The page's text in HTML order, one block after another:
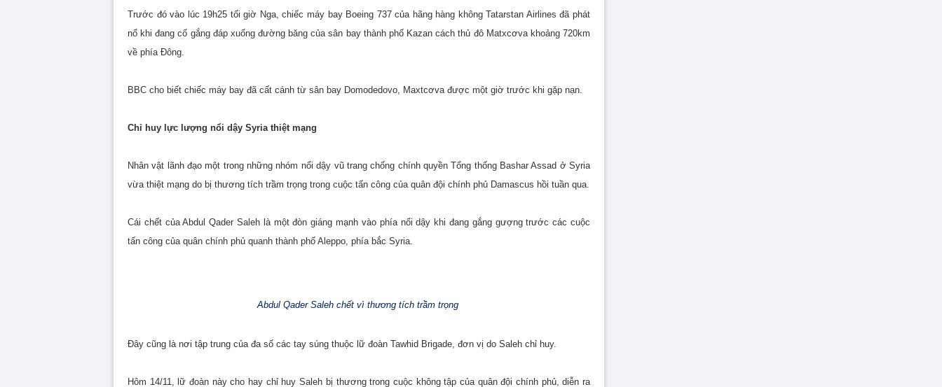
Trước đó vào lúc 19h25 tối giờ Nga, chiếc máy bay Boeing 737 của hãng hàng không Tatarstan Airlines đã phát
nổ khi đang cố gắng đáp xuống đường băng của sân bay thành phố Kazan cách thủ đô Matxcơva khoảng 720km
về phía Đông.
BBC cho biết chiếc máy bay đã cất cánh từ sân bay Domodedovo, Maxtcơva được một giờ trước khi gặp nạn.
Chỉ huy lực lượng nổi dậy Syria thiệt mạng
Nhân vật lãnh đạo một trong những nhóm nổi dậy vũ trang chống chính quyền Tổng thống Bashar Assad ở Syria
vừa thiệt mạng do bị thương tích trầm trọng trong cuộc tấn công của quân đội chính phủ Damascus hồi tuần qua.
Cái chết của Abdul Qader Saleh là một đòn giáng mạnh vào phía nổi dậy khi đang gắng gượng trước các cuộc
tấn công của quân chính phủ quanh thành phố Aleppo, phía bắc Syria.
Abdul Qader Saleh chết vì thương tích trầm trọng
Đây cũng là nơi tập trung của đa số các tay súng thuộc lữ đoàn Tawhid Brigade, đơn vị do Saleh chỉ huy.
Hôm 14/11, lữ đoàn này cho hay chỉ huy Saleh bị thương trong cuộc không tập của quân đội chính phủ, diễn ra